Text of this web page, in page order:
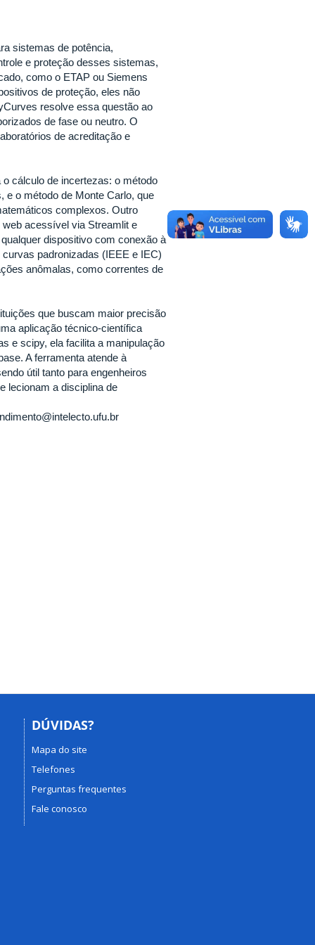
sistemas de potência,
e proteção desses sistemas,
como o ETAP ou Siemens
de proteção, eles não
resolve essa questão ao
de fase ou neutro. O
de acreditação e
cálculo de incertezas: o método
e o método de Monte Carlo, que
complexos. Outro
acessível via Streamlit e
dispositivo com conexão à
padronizadas (IEEE e IEC)
anômalas, como correntes de
que buscam maior precisão
aplicação técnico-científica
e scipy, ela facilita a manipulação
A ferramenta atende à
útil tanto para engenheiros
lecionam a disciplina de
DÚVIDAS?
Mapa do site
Telefones
Perguntas frequentes
Fale conosco